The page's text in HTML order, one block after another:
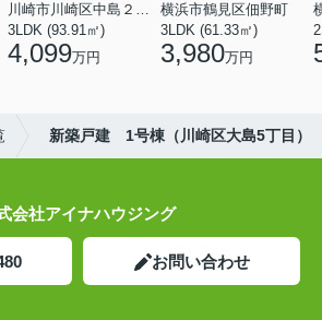
川崎市川崎区中島２丁目
3LDK (93.91㎡)
4,099万円
横浜市鶴見区佃野町
3LDK (61.33㎡)
3,980万円
新築戸建 1号棟（川崎区大島5丁目）
会社アイナハウジング
お問い合わせ